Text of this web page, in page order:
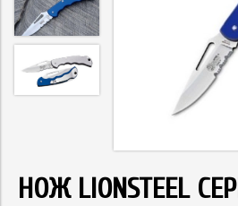
НОЖ LIONSTEEL